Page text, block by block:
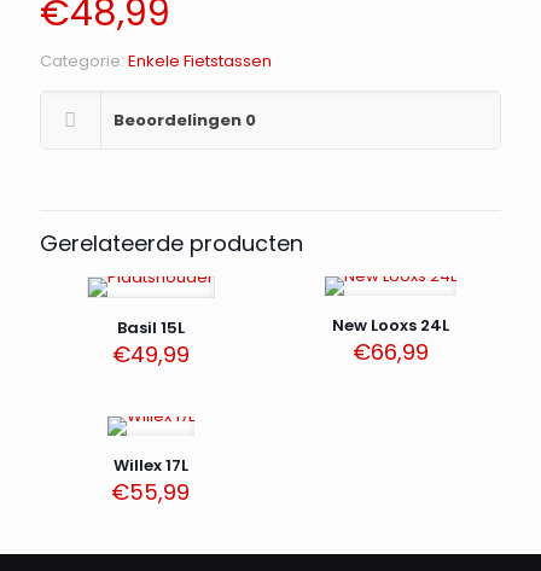
€48,99
Categorie: Enkele Fietstassen
Beoordelingen 0
Gerelateerde producten
Basil 15L
€49,99
New Looxs 24L
€66,99
Willex 17L
€55,99